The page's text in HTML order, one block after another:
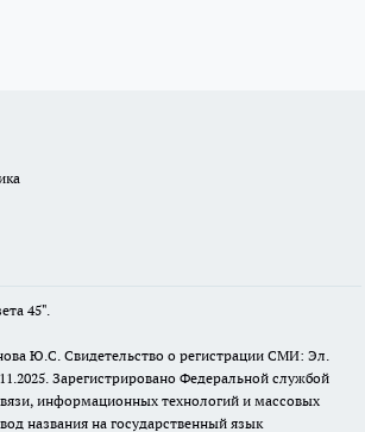
45".
Ю.С. Свидетельство о регистрации СМИ: Эл.
Зарегистрировано Федеральной службой
информационных технологий и массовых
названия на государственный язык